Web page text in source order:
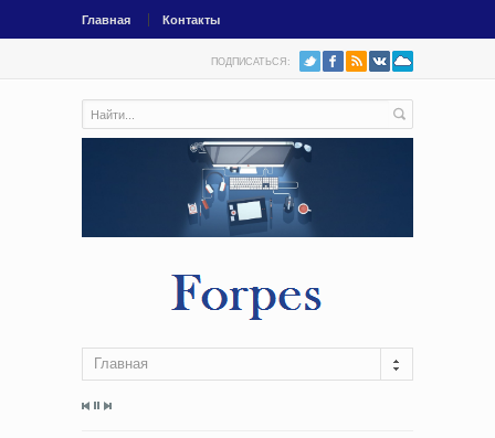
Главная Контакты
ПОДПИСАТЬСЯ:
Главная